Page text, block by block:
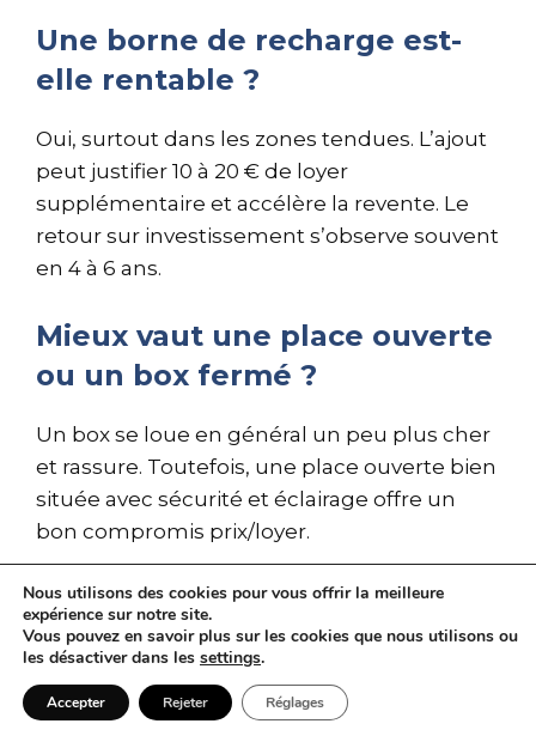
Une borne de recharge est-
elle rentable ?
Oui, surtout dans les zones tendues. L’ajout
peut justifier 10 à 20 € de loyer
supplémentaire et accélère la revente. Le
retour sur investissement s’observe souvent
en 4 à 6 ans.
Mieux vaut une place ouverte
ou un box fermé ?
Un box se loue en général un peu plus cher
et rassure. Toutefois, une place ouverte bien
située avec sécurité et éclairage offre un
bon compromis prix/loyer.
Comment limiter la vacance
locative ?
Soignez l’annonce, utilisez une gestion
Nous utilisons des cookies pour vous offrir la meilleure
expérience sur notre site.
Vous pouvez en savoir plus sur les cookies que nous utilisons ou
les désactiver dans les settings.
Accepter Rejeter Réglages